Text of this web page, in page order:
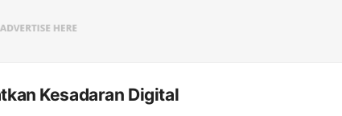
Kesadaran Digital